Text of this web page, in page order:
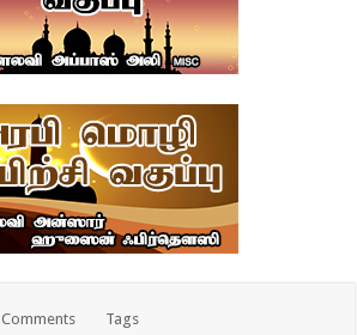
Comments Tags